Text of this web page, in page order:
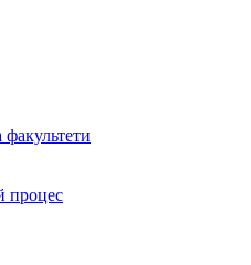
факультети
процес